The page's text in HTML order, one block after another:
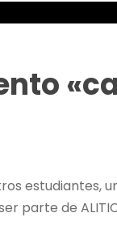
estudiantes,
parte de